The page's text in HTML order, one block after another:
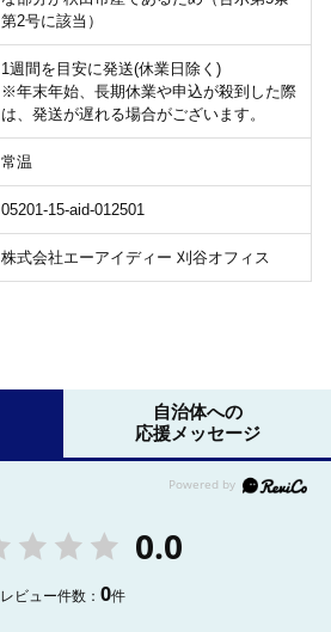
第2号に該当）
1週間を目安に発送(休業日除く)
※年末年始、長期休業や申込が殺到した際
は、発送が遅れる場合がございます。
常温
05201-15-aid-012501
株式会社エーアイディー 刈谷オフィス
自治体への
応援メッセージ
0.0
レビュー件数：0件